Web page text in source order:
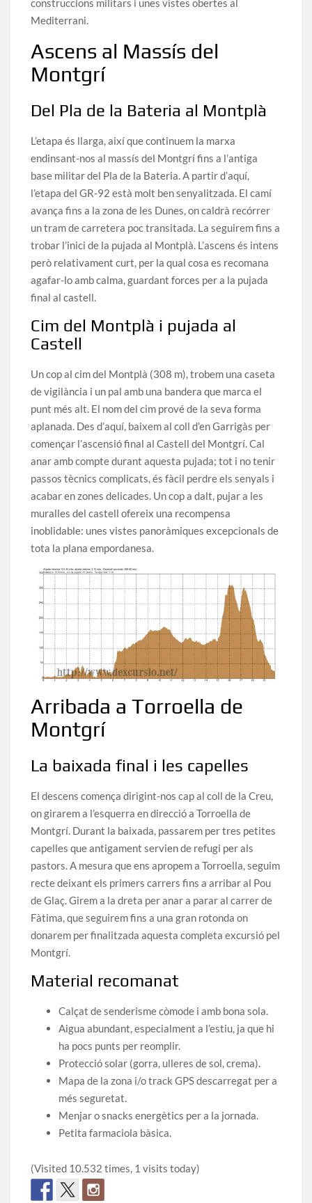
construccions militars i unes vistes obertes al
Mediterrani.
Ascens al Massís del
Montgrí
Del Pla de la Bateria al Montplà
L’etapa és llarga, així que continuem la marxa
endinsant-nos al massís del Montgrí fins a l’antiga
base militar del Pla de la Bateria. A partir d’aquí,
l’etapa del GR-92 està molt ben senyalitzada. El camí
avança fins a la zona de les Dunes, on caldrà recórrer
un tram de carretera poc transitada. La seguirem fins a
trobar l’inici de la pujada al Montplà. L’ascens és intens
però relativament curt, per la qual cosa es recomana
agafar-lo amb calma, guardant forces per a la pujada
final al castell.
Cim del Montplà i pujada al
Castell
Un cop al cim del Montplà (308 m), trobem una caseta
de vigilància i un pal amb una bandera que marca el
punt més alt. El nom del cim prové de la seva forma
aplanada. Des d’aquí, baixem al coll d’en Garrigàs per
començar l’ascensió final al Castell del Montgrí. Cal
anar amb compte durant aquesta pujada; tot i no tenir
passos tècnics complicats, és fàcil perdre els senyals i
acabar en zones delicades. Un cop a dalt, pujar a les
muralles del castell ofereix una recompensa
inoblidable: unes vistes panoràmiques excepcionals de
tota la plana empordanesa.
Arribada a Torroella de
Montgrí
La baixada final i les capelles
El descens comença dirigint-nos cap al coll de la Creu,
on girarem a l’esquerra en direcció a Torroella de
Montgrí. Durant la baixada, passarem per tres petites
capelles que antigament servien de refugi per als
pastors. A mesura que ens apropem a Torroella, seguim
recte deixant els primers carrers fins a arribar al Pou
de Glaç. Girem a la dreta per anar a parar al carrer de
Fàtima, que seguirem fins a una gran rotonda on
donarem per finalitzada aquesta completa excursió pel
Montgrí.
Material recomanat
Calçat de senderisme còmode i amb bona sola.
Aigua abundant, especialment a l’estiu, ja que hi
ha pocs punts per reomplir.
Protecció solar (gorra, ulleres de sol, crema).
Mapa de la zona i/o track GPS descarregat per a
més seguretat.
Menjar o snacks energètics per a la jornada.
Petita farmaciola bàsica.
(Visited 10.532 times, 1 visits today)